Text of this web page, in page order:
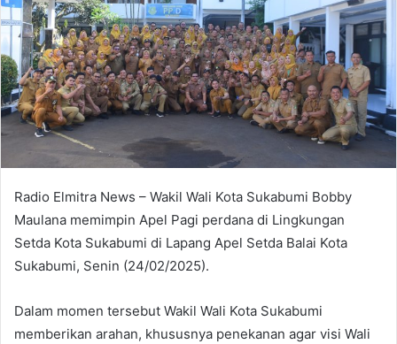
Radio Elmitra News – Wakil Wali Kota Sukabumi Bobby
Maulana memimpin Apel Pagi perdana di Lingkungan
Setda Kota Sukabumi di Lapang Apel Setda Balai Kota
Sukabumi, Senin (24/02/2025).
Dalam momen tersebut Wakil Wali Kota Sukabumi
memberikan arahan, khususnya penekanan agar visi Wali